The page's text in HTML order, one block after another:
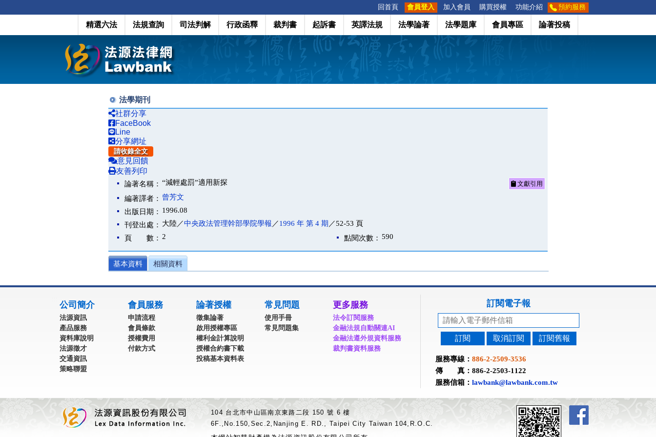
回首頁 會員登入 加入會員 購買授權 功能介紹 預約服務
精選六法 法規查詢 司法判解 行政函釋 裁判書 起訴書 英譯法規 法學論著 法學題庫 會員專區 論著投稿
法學期刊
社群分享
FaceBook
Line
分享網址
請收錄全文
意見回饋
友善列印
論著名稱： “減輕處罰”適用新探 文獻引用
編著譯者： 曾芳文
出版日期： 1996.08
刊登出處： 大陸／中央政法管理幹部學院學報 ／1996 年 第 4 期 ／52-53 頁
頁 數： 2 點閱次數： 590
基本資料 相關資料
公司簡介
法源資訊
產品服務
資料庫說明
法源徵才
交通資訊
策略聯盟
會員服務
申請流程
會員條款
授權費用
付款方式
論著授權
徵集論著
啟用授權專區
權利金計算說明
授權合約書下載
投稿基本資料表
常見問題
使用手冊
常見問題集
更多服務
法令訂閱服務
金融法規自動關連AI
金融法遵外規資料服務
裁判書資料服務
訂閱電子報
訂閱 取消訂閱 訂閱舊報
服務專線： 886-2-2509-3536
傳 真：886-2-2503-1122
服務信箱： lawbank@lawbank.com.tw
104 台北市中山區南京東路二段 150 號 6 樓
6F.,No.150,Sec.2,Nanjing E. RD., Taipei City Taiwan 104,R.O.C.